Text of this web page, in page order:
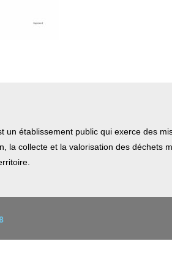
un établissement public qui exerce des
la collecte et la valorisation des déchets